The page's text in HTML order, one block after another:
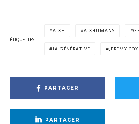
ÉTIQUETTES
AIXH AIXHUMANS
IA GÉNÉRATIVE JEREMY
PARTAGER
PARTAGER